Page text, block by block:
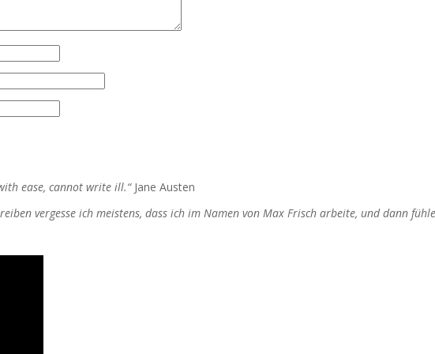
ease, cannot write ill.“Jane Austen
vergesse ich meistens, dass ich im Namen von Max Frisch arbeite, und dann